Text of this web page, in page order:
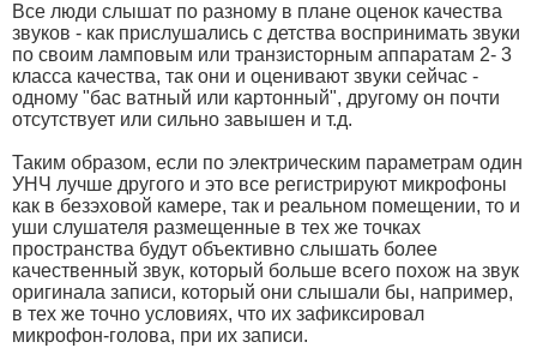
Все люди слышат по разному в плане оценок качества
звуков - как прислушались с детства воспринимать звуки
по своим ламповым или транзисторным аппаратам 2- 3
класса качества, так они и оценивают звуки сейчас -
одному "бас ватный или картонный", другому он почти
отсутствует или сильно завышен и т.д.
Таким образом, если по электрическим параметрам один
УНЧ лучше другого и это все регистрируют микрофоны
как в безэховой камере, так и реальном помещении, то и
уши слушателя размещенные в тех же точках
пространства будут объективно слышать более
качественный звук, который больше всего похож на звук
оригинала записи, который они слышали бы, например,
в тех же точно условиях, что их зафиксировал
микрофон-голова, при их записи.